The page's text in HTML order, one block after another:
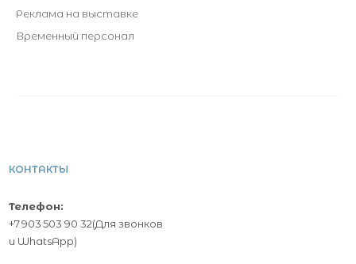
Реклама на выставке
Временный персонал
КОНТАКТЫ
Телефон:
+7 903 503 90 32(Для звонков
и WhatsApp)